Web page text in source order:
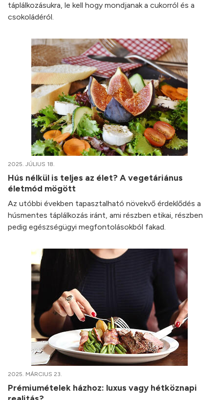
táplálkozásukra, le kell hogy mondjanak a cukorról és a
csokoládéról.
2025. JÚLIUS 18.
Hús nélkül is teljes az élet? A vegetáriánus
életmód mögött
Az utóbbi években tapasztalható növekvő érdeklődés a
húsmentes táplálkozás iránt, ami részben etikai, részben
pedig egészségügyi megfontolásokból fakad.
2025. MÁRCIUS 23.
Prémiumételek házhoz: luxus vagy hétköznapi